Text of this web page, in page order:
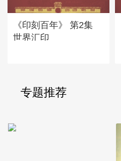
《印刻百年》 第2集
世界汇印
专题推荐